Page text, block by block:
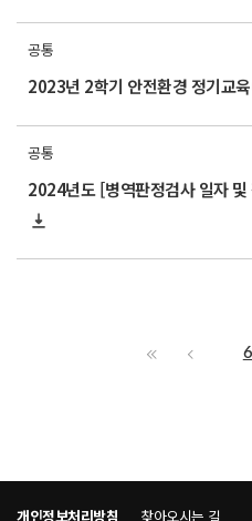
공통
공통
2024년도 [병역판정검사 일자
6
개인정보처리방침 찾아오시는 길